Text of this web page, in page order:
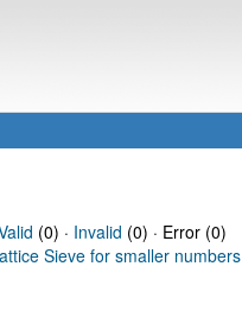
(0) · Invalid (0) · Error (0)
Sieve for smaller numbers